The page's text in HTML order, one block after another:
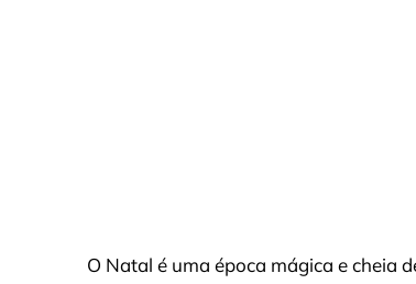
O Natal é uma época mágica e cheia